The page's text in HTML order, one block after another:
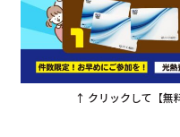
↑ クリックして【無